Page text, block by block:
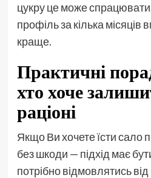
цукру це може
профіль за кілька місяців
краще.
Практичні
хто хоче
раціоні
Якщо Ви хочете їсти сало
без шкоди — підхід має
потрібно відмовлятись